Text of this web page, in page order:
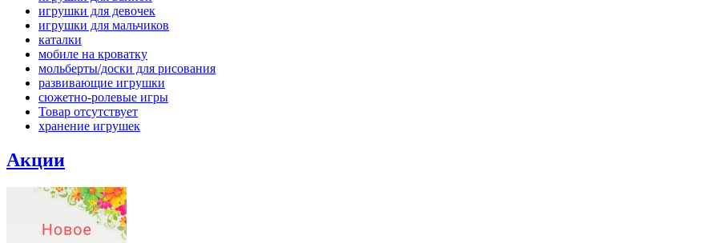
игрушки для девочек
игрушки для мальчиков
каталки
мобиле на кроватку
мольберты/доски для рисования
развивающие игрушки
сюжетно-ролевые игры
Товар отсутствует
хранение игрушек
Акции